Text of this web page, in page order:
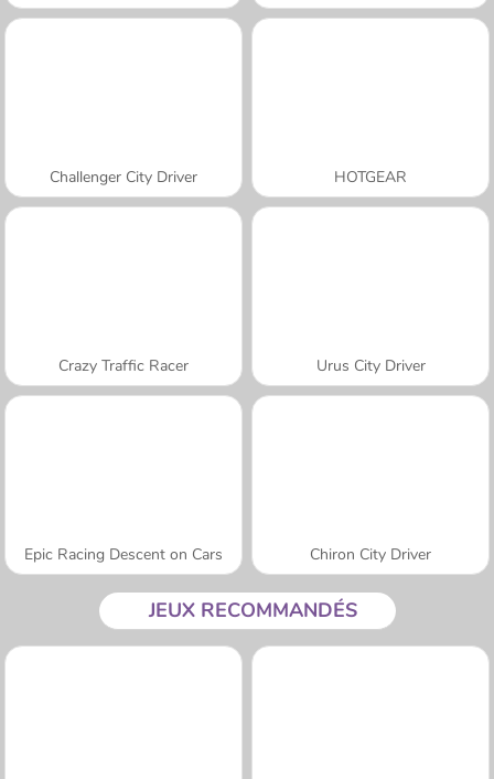
Challenger City Driver HOTGEAR
Crazy Traffic Racer Urus City Driver
Epic Racing Descent on Cars Chiron City Driver
JEUX RECOMMANDÉS